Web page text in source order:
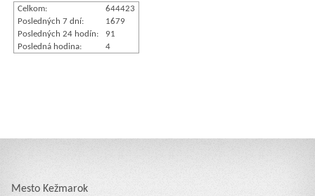
Celkom:
644423
Posledných 7 dní:
1679
Posledných 24 hodín:
91
Posledná hodina:
4
Mesto Kežmarok